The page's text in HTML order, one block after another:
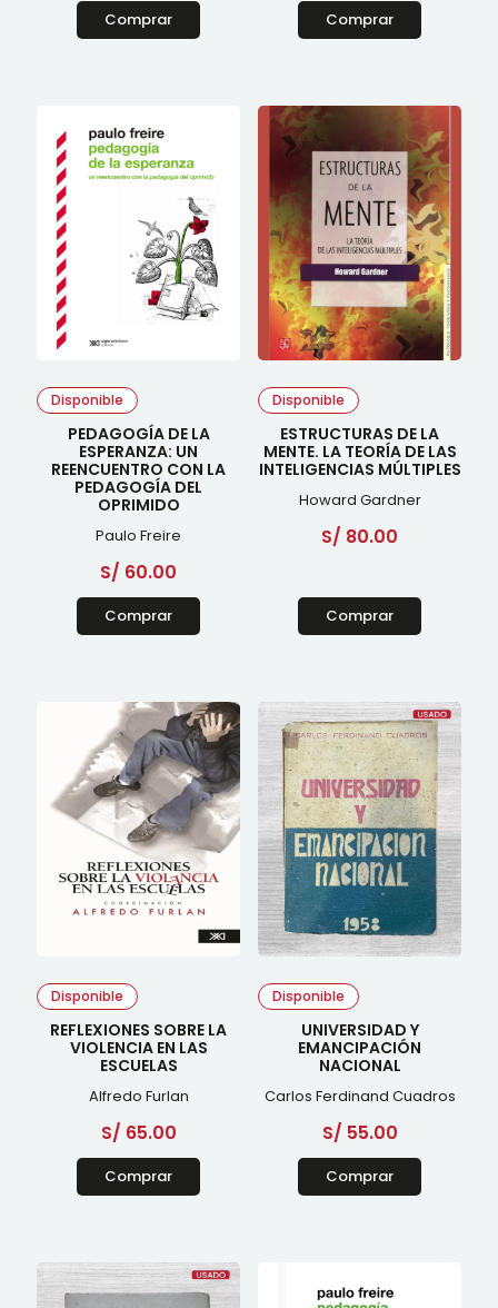
Comprar Comprar
Disponible
PEDAGOGÍA DE LA
ESPERANZA: UN
REENCUENTRO CON LA
PEDAGOGÍA DEL
OPRIMIDO
Paulo Freire
S/ 60.00
Comprar
Disponible
ESTRUCTURAS DE LA
MENTE. LA TEORÍA DE LAS
INTELIGENCIAS MÚLTIPLES
Howard Gardner
S/ 80.00
Comprar
Disponible
REFLEXIONES SOBRE LA
VIOLENCIA EN LAS
ESCUELAS
Alfredo Furlan
S/ 65.00
Comprar
Disponible
UNIVERSIDAD Y
EMANCIPACIÓN
NACIONAL
Carlos Ferdinand Cuadros
S/ 55.00
Comprar